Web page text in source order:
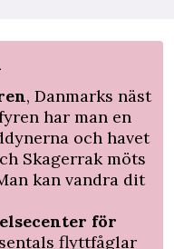
, Danmarks näst
har man en
och havet
Skagerrak möts
kan vandra dit
för
flyttfåglar